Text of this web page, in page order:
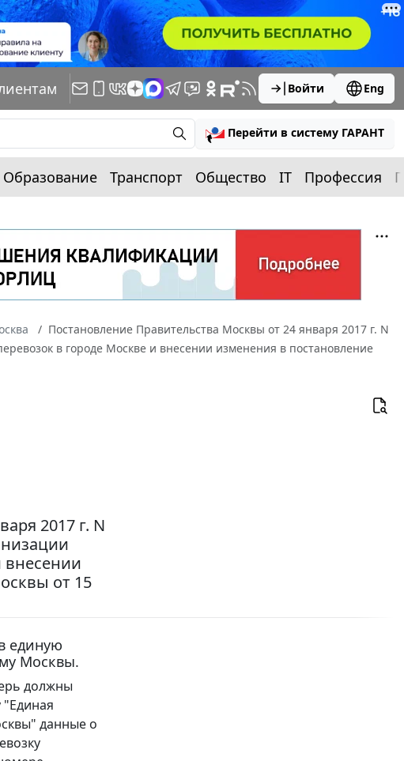
Войти Eng
Перейти в систему ГАРАНТ
Образование Транспорт Общество IT Профессия
Постановление Правительства Москвы от 24 января 2017 г. N
в городе Москве и внесении изменения в постановление
2017 г. N
внесении
от 15
единую
Москвы.
должны
"Единая
данные о